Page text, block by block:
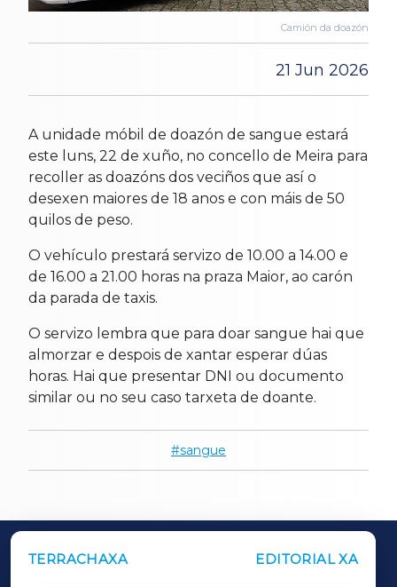
Camión da doazón
21 Jun 2026
A unidade móbil de doazón de sangue estará
este luns, 22 de xuño, no concello de Meira para
recoller as doazóns dos veciños que así o
desexen maiores de 18 anos e con máis de 50
quilos de peso.
O vehículo prestará servizo de 10.00 a 14.00 e
de 16.00 a 21.00 horas na praza Maior, ao carón
da parada de taxis.
O servizo lembra que para doar sangue hai que
almorzar e despois de xantar esperar dúas
horas. Hai que presentar DNI ou documento
similar ou no seu caso tarxeta de doante.
sangue
TERRACHAXA EDITORIAL XA
OUTROS PERIÓDICOS